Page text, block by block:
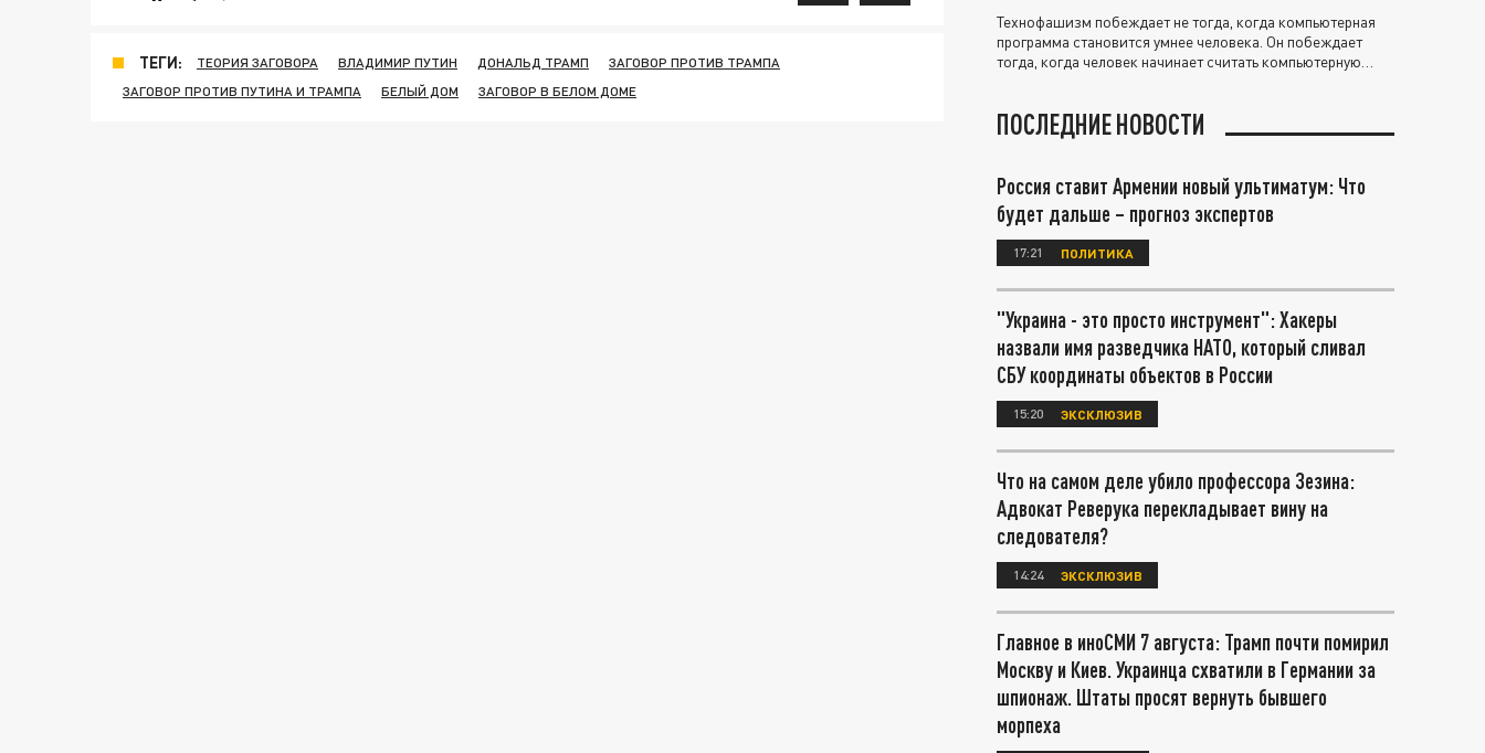
ТЕГИ: ТЕОРИЯ ЗАГОВОРА ВЛАДИМИР ПУТИН ДОНАЛЬД ТРАМП
ЗАГОВОР ПРОТИВ ТРАМПА
ЗАГОВОР ПРОТИВ ПУТИНА И ТРАМПА
БЕЛЫЙ ДОМ ЗАГОВОР В БЕЛОМ ДОМЕ
Технофашизм побеждает не тогда, когда компьютерная
программа становится умнее человека. Он побеждает
тогда, когда человек начинает считать компьютерную
ПОСЛЕДНИЕ НОВОСТИ
Россия ставит Армении новый ультиматум: Что
будет дальше – прогноз экспертов
17:21 ПОЛИТИКА
"Украина - это просто инструмент": Хакеры
назвали имя разведчика НАТО, который сливал
СБУ координаты объектов в России
15:20 ЭКСКЛЮЗИВ
Что на самом деле убило профессора Зезина:
Адвокат Реверука перекладывает вину на
следователя?
14:24 ЭКСКЛЮЗИВ
Главное в иноСМИ 7 августа: Трамп почти помирил
Москву и Киев. Украинца схватили в Германии за
шпионаж. Штаты просят вернуть бывшего
морпеха